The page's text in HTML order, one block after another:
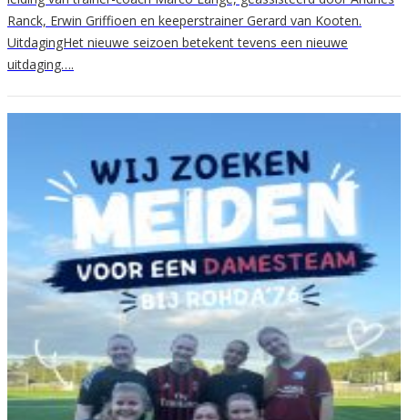
Ranck, Erwin Griffioen en keeperstrainer Gerard van Kooten.
UitdagingHet nieuwe seizoen betekent tevens een nieuwe
uitdaging….